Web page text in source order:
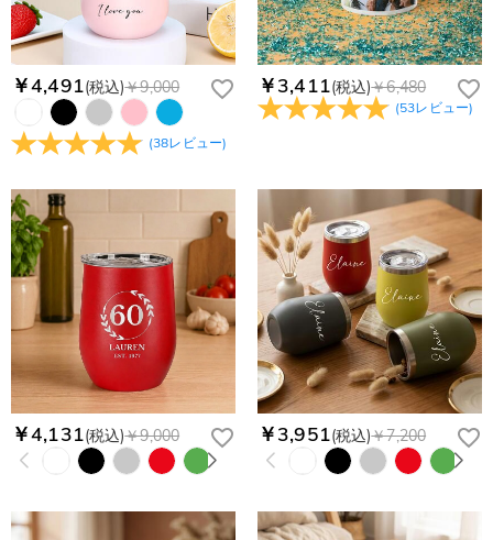
￥4,491(税込)￥9,000
(38レビュー)
￥3,411(税込)￥6,480
(53レビュー)
￥4,131(税込)￥9,000 ￥3,951(税込)￥7,200